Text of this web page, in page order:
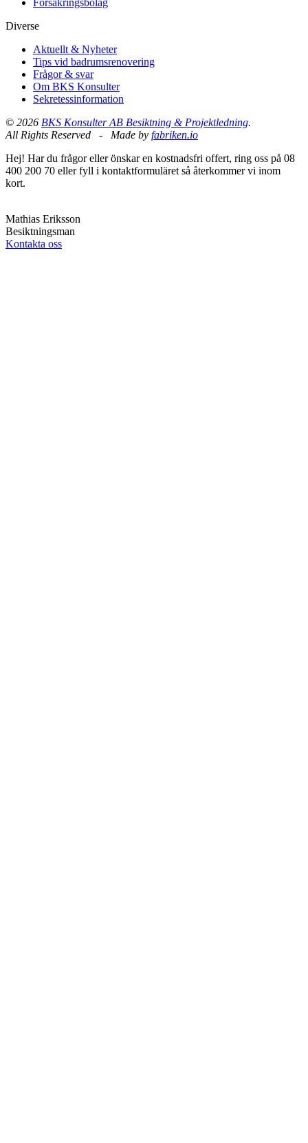
Diverse
Aktuellt & Nyheter
Tips vid badrumsrenovering
Frågor & svar
Om BKS Konsulter
Sekretessinformation
© 2026 BKS Konsulter AB Besiktning & Projektledning.
All Rights Reserved - Made by fabriken.io
Hej! Har du frågor eller önskar en kostnadsfri offert, ring oss på 08
400 200 70 eller fyll i kontaktformuläret så återkommer vi inom
kort.
Mathias Eriksson
Besiktningsman
Kontakta oss